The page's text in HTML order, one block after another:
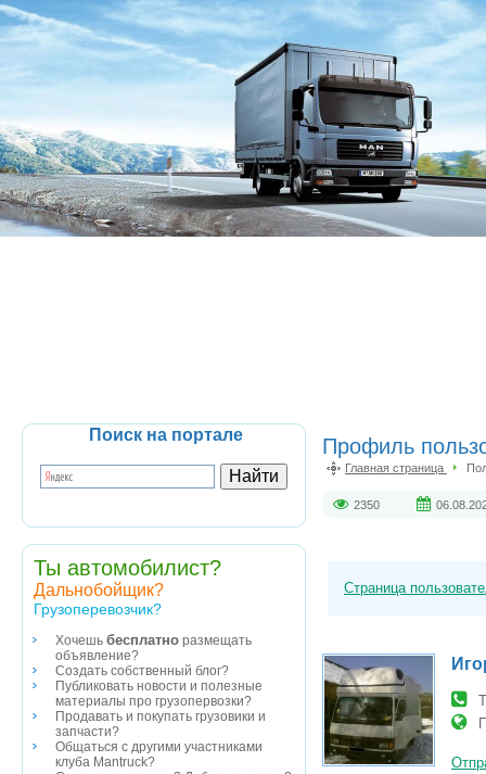
Поиск на портале
Ты автомобилист?
Дальнобойщик?
Грузоперевозчик?
Хочешь бесплатно размещать
объявление?
Создать собственный блог?
Публиковать новости и полезные
материалы про грузопервозки?
Продавать и покупать грузовики и
запчасти?
Общаться с другими участниками
клуба Mantruck?
Профиль
Главная страница
2350
Страница